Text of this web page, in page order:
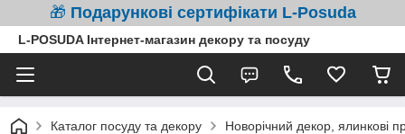
🎁 Подарункові сертифікати L-Posuda
L-POSUDA Інтернет-магазин декору та посуду
Каталог посуду та декору Новорічний декор, ялинкові